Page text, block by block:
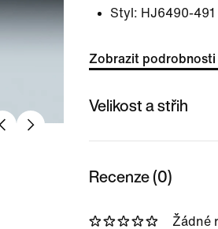
Styl: HJ6490-491
Zobrazit
Velikost a střih
Recenze (0)
Žádné